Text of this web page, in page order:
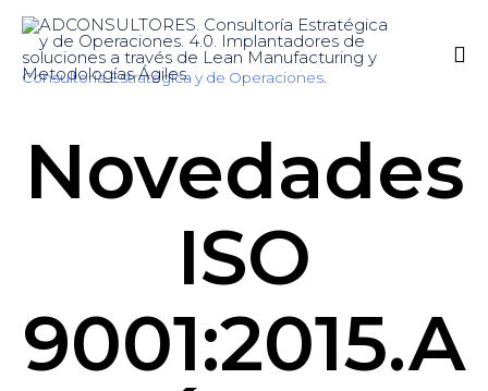
Consultoría Estratégica y de Operaciones.
Novedades
ISO
9001:2015.A